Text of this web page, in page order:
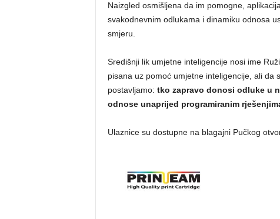
Naizgled osmišljena da im pomogne,
svakodnevnim odlukama i dinamiku odnosa
smjeru.
Središnji lik umjetne inteligencije nosi ime
pisana uz pomoć umjetne inteligencije, ali da
postavljamo: tko zapravo donosi odluke u
odnose unaprijed programiranim
Ulaznice su dostupne na blagajni Pučkog